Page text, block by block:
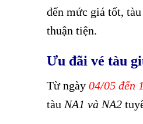
đến mức giá tốt,
thuận tiện.
Ưu đãi vé tàu
Từ ngày 04/05 đến
tàu NA1 và NA2